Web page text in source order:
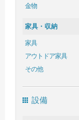
金物
家具・収納
家具
アウトドア家具
その他
設備